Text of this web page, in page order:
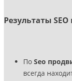
Результаты
По Seo
всегда